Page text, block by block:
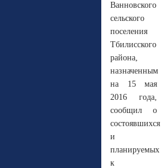
Ванновского
сельского
поселения
Тбилисского
района,
назначенным
на 15 мая
2016 года,
сообщил о
состоявшихся
и
планируемых
к